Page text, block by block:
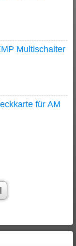
Multischalter
für AM